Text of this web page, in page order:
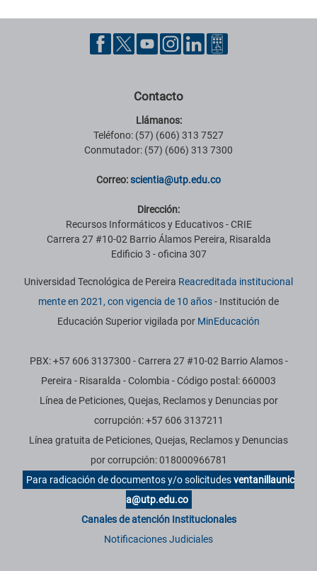
Contacto
Llámanos:
Teléfono: (57) (606) 313 7527
Conmutador: (57) (606) 313 7300
Correo:scientia@utp.edu.co
Dirección:
Recursos Informáticos y Educativos - CRIE
Carrera 27 #10-02 Barrio Álamos Pereira, Risaralda
Edificio 3 - oficina 307
Universidad Tecnológica de Pereira Reacreditada institucional
mente en 2021, con vigencia de 10 años- Institución de
Educación Superior vigilada por MinEducación
PBX: +57 606 3137300 - Carrera 27 #10-02 Barrio Alamos -
Pereira - Risaralda - Colombia - Código postal: 660003
Línea de Peticiones, Quejas, Reclamos y Denuncias por
corrupción: +57 606 3137211
Línea gratuita de Peticiones, Quejas, Reclamos y Denuncias
por corrupción: 018000966781
Para radicación de documentos y/o solicitudesventanillaunic
a@utp.edu.co
Canales de atención Institucionales
Notificaciones Judiciales